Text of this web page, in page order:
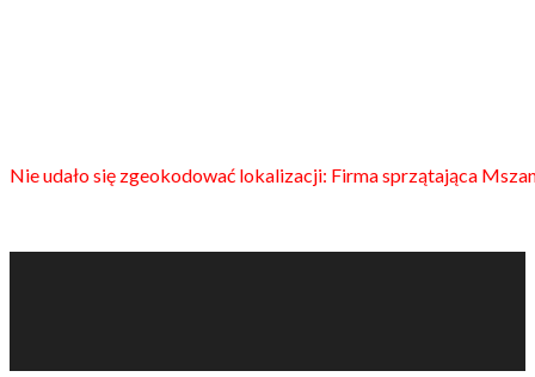
Nie udało się zgeokodować lokalizacji: Firma sprzątająca